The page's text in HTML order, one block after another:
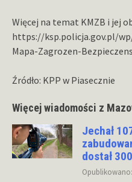
Więcej na temat KMZB i jej
https://ksp.policja.gov.pl/
Mapa-Zagrozen-
Źródło: KPP w Piasecznie
Więcej wiadomości z
Jechał
dostał